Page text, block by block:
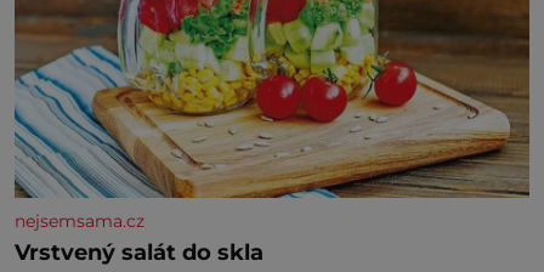
nejsemsama.cz
Vrstvený salát do skla